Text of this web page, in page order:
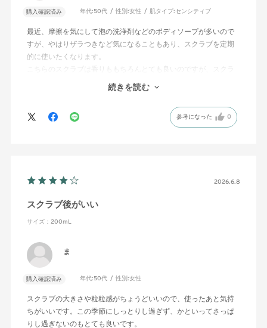
購入確認済み 年代: 50代 性別:女性 肌タイプ:センシティブ
最近、摩擦を気にして泡の洗浄剤などのボディソープが多いので
すが、やはりザラつきなど気になることもあり、スクラブを定期
的に使いたくなります。
こちらのスクラブは香りももちろんとても良いのですが、スクラ
ブも弾力が感じられ、優しくザラつきを取ってくれるので、肌が
ツルッとなるのでとても嬉しいです✨️
チューブというのも、手が濡れてても気にせず使えるので、その
点も気に入っています！
続きを読む
参考になった 0
2026.6.8
スクラブ後がいい
サイズ：200mL
ま
購入確認済み 年代: 50代 性別:女性
スクラブの大きさや粒粒感がちょうどいいので、使ったあと気持
ちがいいです。この季節にしっとりし過ぎず、かといってさっぱ
りし過ぎないのもとても良いです。